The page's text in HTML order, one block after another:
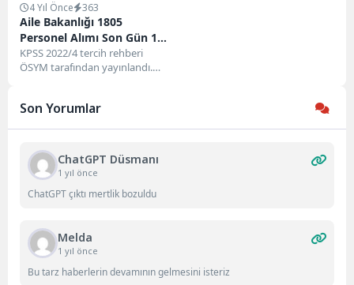
4 Yıl Önce 363
Aile Bakanlığı 1805
Personel Alımı Son Gün 10
Mart!
KPSS 2022/4 tercih rehberi
ÖSYM tarafından yayınlandı.
mezunu...
Son Yorumlar
ChatGPT Düsmanı
1 yıl önce
ChatGPT çıktı mertlik bozuldu
Melda
1 yıl önce
Bu tarz haberlerin devamının gelmesini isteriz